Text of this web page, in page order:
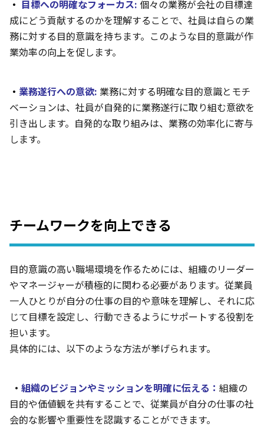
・ 目標への明確なフォーカス: 個々の業務が会社の目標達
成にどう貢献するのかを理解することで、社員は自らの業
務に対する目的意識を持ちます。このような目的意識が作
業効率の向上を促します。
・ 業務遂行への意欲: 業務に対する明確な目的意識とモチ
ベーションは、社員が自発的に業務遂行に取り組む意欲を
引き出します。自発的な取り組みは、業務の効率化に寄与
します。
チームワークを向上できる
目的意識の高い職場環境を作るためには、組織のリーダー
やマネージャーが積極的に関わる必要があります。従業員
一人ひとりが自分の仕事の目的や意味を理解し、それに応
じて目標を設定し、行動できるようにサポートする役割を
担います。
具体的には、以下のような方法が挙げられます。
・ 組織のビジョンやミッションを明確に伝える： 組織の
目的や価値観を共有することで、従業員が自分の仕事の社
会的な影響や重要性を認識することができます。